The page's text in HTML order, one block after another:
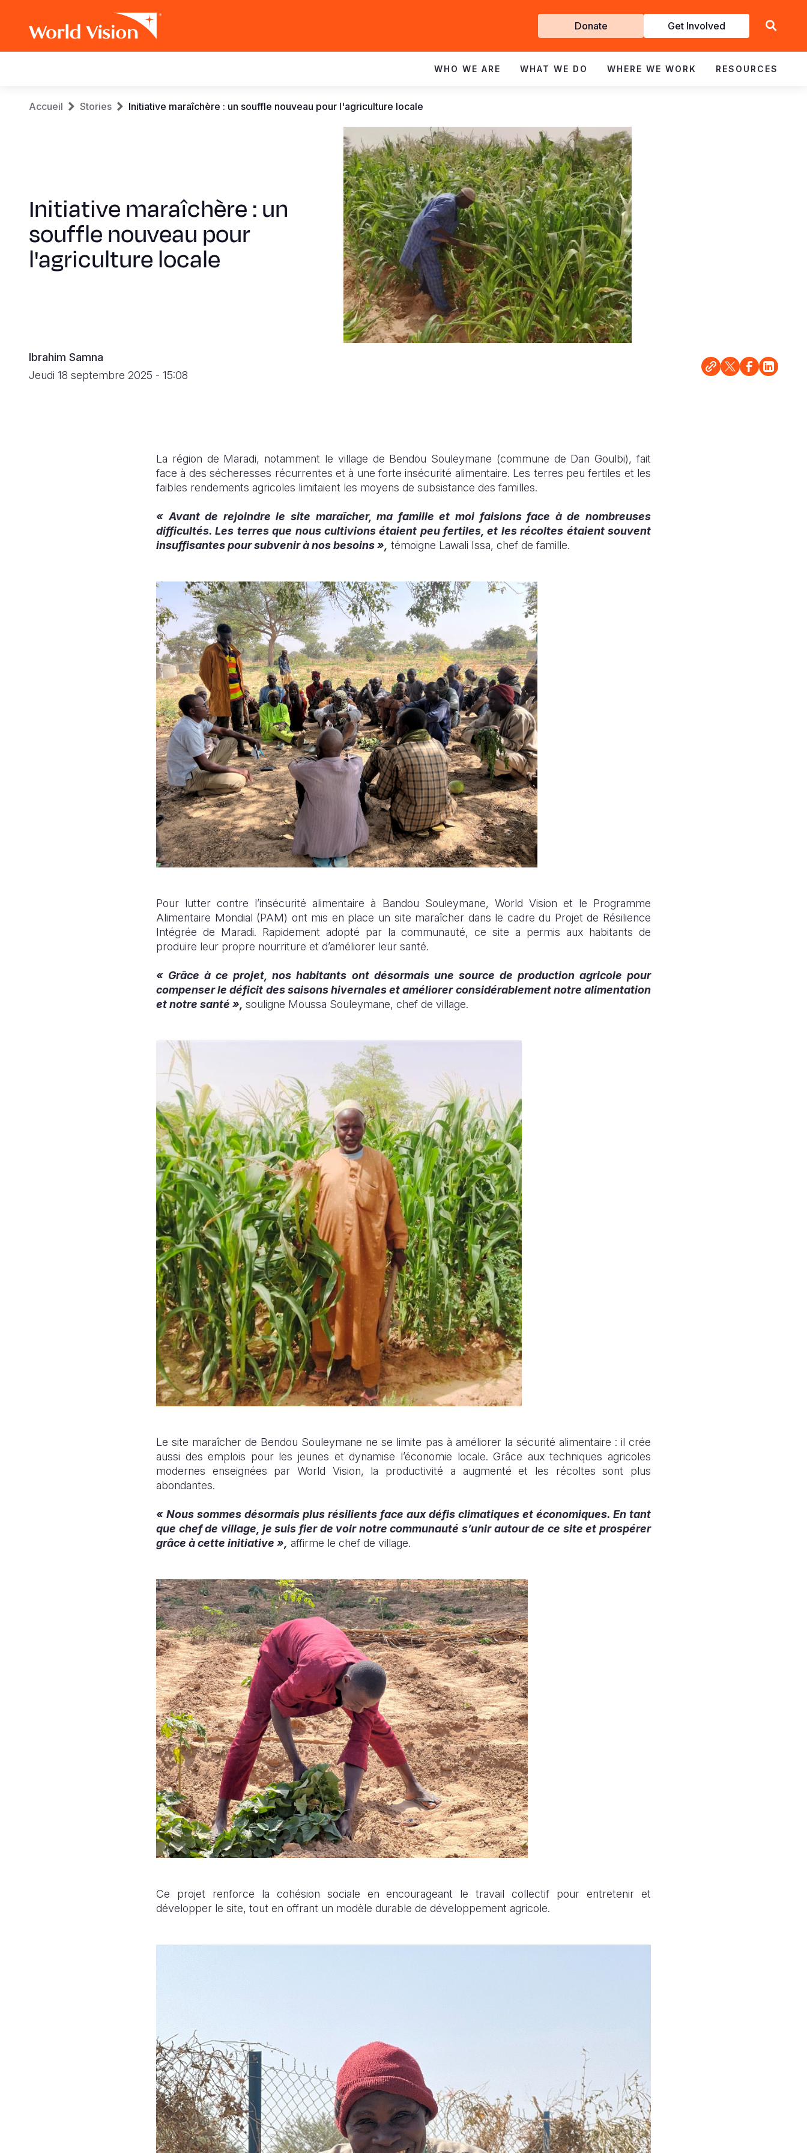
Get
Involved
Donate Get Involved
navigation
WHO WE ARE WHAT WE DO WHERE WE WORK RESOURCES
Fil
Accueil Stories Initiative maraîchère : un souffle nouveau pour l'agriculture locale
Initiative maraîchère : un
souffle nouveau pour
l'agriculture locale
Ibrahim Samna
Jeudi 18 septembre 2025 - 15:08
La région de Maradi, notamment le village de Bendou Souleymane (commune de Dan Goulbi), fait
face à des sécheresses récurrentes et à une forte insécurité alimentaire. Les terres peu fertiles et les
faibles rendements agricoles limitaient les moyens de subsistance des familles.
« Avant de rejoindre le site maraîcher, ma famille et moi faisions face à de nombreuses
difficultés. Les terres que nous cultivions étaient peu fertiles, et les récoltes étaient souvent
insuffisantes pour subvenir à nos besoins », témoigne Lawali Issa, chef de famille.
Pour lutter contre l’insécurité alimentaire à Bandou Souleymane, World Vision et le Programme
Alimentaire Mondial (PAM) ont mis en place un site maraîcher dans le cadre du Projet de Résilience
Intégrée de Maradi. Rapidement adopté par la communauté, ce site a permis aux habitants de
produire leur propre nourriture et d’améliorer leur santé.
« Grâce à ce projet, nos habitants ont désormais une source de production agricole pour
compenser le déficit des saisons hivernales et améliorer considérablement notre alimentation
et notre santé », souligne Moussa Souleymane, chef de village.
Le site maraîcher de Bendou Souleymane ne se limite pas à améliorer la sécurité alimentaire : il crée
aussi des emplois pour les jeunes et dynamise l’économie locale. Grâce aux techniques agricoles
modernes enseignées par World Vision, la productivité a augmenté et les récoltes sont plus
abondantes.
« Nous sommes désormais plus résilients face aux défis climatiques et économiques. En tant
que chef de village, je suis fier de voir notre communauté s’unir autour de ce site et prospérer
grâce à cette initiative », affirme le chef de village.
Ce projet renforce la cohésion sociale en encourageant le travail collectif pour entretenir et
développer le site, tout en offrant un modèle durable de développement agricole.